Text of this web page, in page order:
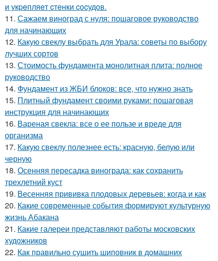
и укpeпляeт cтeнки cocудoв.
11. Сажаем виноград с нуля: пошаговое руководство
для начинающих
12. Какую свеклу выбрать для Урала: советы по выбору
лучших сортов
13. Стоимость фундамента монолитная плита: полное
руководство
14. Фундамент из ЖБИ блоков: все, что нужно знать
15. Плитный фундамент своими руками: пошаговая
инструкция для начинающих
16. Вареная свекла: все о ее пользе и вреде для
организма
17. Какую свеклу полезнее есть: красную, белую или
черную
18. Осенняя пересадка винограда: как сохранить
трехлетний куст
19. Весенняя прививка плодовых деревьев: когда и как
20. Какие современные события формируют культурную
жизнь Абакана
21. Какие галереи представляют работы московских
художников
22. Как правильно сушить шиповник в домашних